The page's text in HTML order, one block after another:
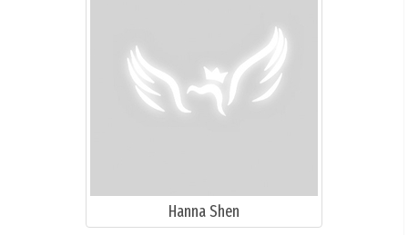
Hanna Shen